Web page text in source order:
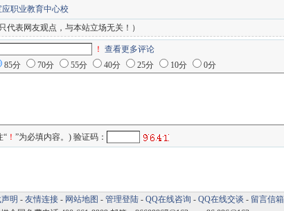
应职业教育中心校
代表网友观点，与本站立场无关！）
！ 查看更多评论
85分 70分 55分 40分 25分 10分 0分
“ ！ ”为必填内容。) 验证码：
明 - 友情连接 - 网站地图 - 管理登陆 - QQ在线咨询 - QQ在线交谈 - 留言信箱